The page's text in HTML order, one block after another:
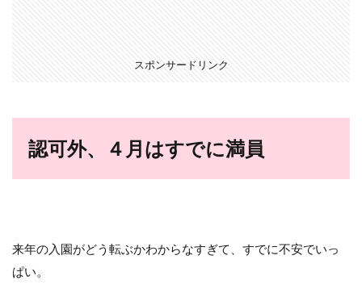
スポンサードリンク
認可外、４月はすでに満員
来年の入園がどう転ぶかわからなすぎて、すでに不安でいっ
ぱい。